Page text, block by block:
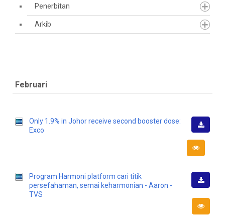
Penerbitan
Arkib
Februari
Only 1.9% in Johor receive second booster dose:
Exco
Turun
Program Harmoni platform cari titik
persefahaman, semai keharmonian - Aaron -
TVS
Turun